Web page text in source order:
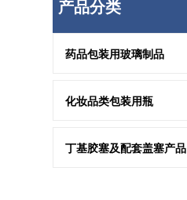
产品分类
药品包装用玻璃制品
化妆品类包装用瓶
丁基胶塞及配套盖塞产品